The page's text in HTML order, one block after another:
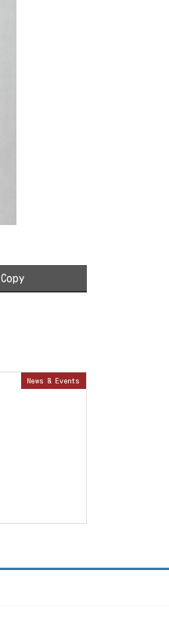
Copy
News & Events